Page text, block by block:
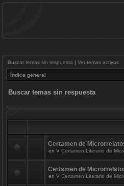
Buscar temas sin respuesta | Ver temas activos
Índice general
Buscar temas sin respuesta
Certamen de
en V Certamen Literario de
Certamen de
en V Certamen Literario de